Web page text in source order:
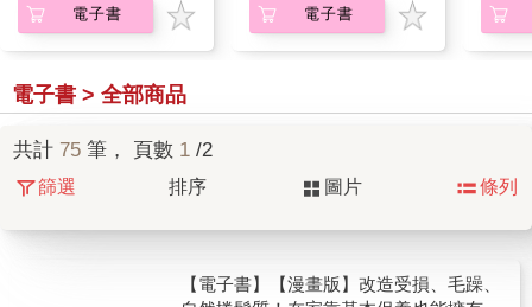
電子書 電子書
電子書 > 全部商品
共計 75 筆， 頁數 1 /2
篩選 排序 圖片 條列
【電子書】【漫畫版】改造受損、毛躁、